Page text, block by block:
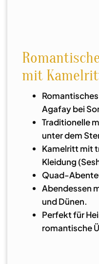
mit
Agafay bei
Traditionelle
unter dem
Kamelritt mit
Kleidung
Quad-
Abendessen
und Dünen.
Perfekt für
romantische